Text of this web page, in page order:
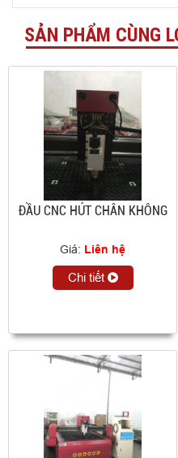
SẢN PHẨM CÙNG
ĐẦU CNC HÚT CHÂN KHÔNG
Giá: Liên hệ
Chi tiết